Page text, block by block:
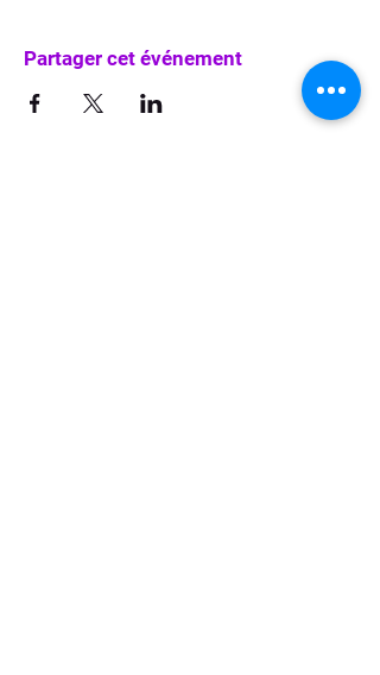
Partager cet événement